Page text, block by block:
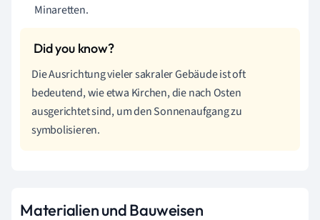
Minaretten.
Die Ausrichtung vieler sakraler Gebäude ist oft
bedeutend, wie etwa Kirchen, die nach Osten
ausgerichtet sind, um den Sonnenaufgang zu
symbolisieren.
Materialien und Bauweisen